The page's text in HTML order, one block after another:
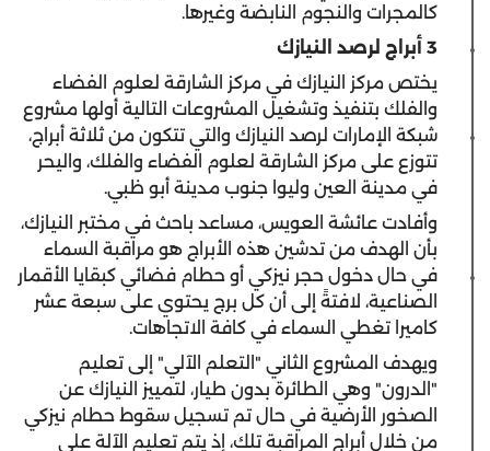
كالمجرات والنجوم النابضة وغيرها.
3 أبراج لرصد النيازك
يختص مركز النيازك في مركز الشارقة لعلوم الفضاء
والفلك بتنفيذ وتشغيل المشروعات التالية أولها مشروع
شبكة الإمارات لرصد النيازك والتي تتكون من ثلاثة أبراج،
تتوزع على مركز الشارقة لعلوم الفضاء والفلك، واليحر
في مدينة العين وليوا جنوب مدينة أبو ظبي.
وأفادت عائشة العويس، مساعد باحث في مختبر النيازك،
بأن الهدف من تدشين هذه الأبراج هو مراقبة السماء
في حال دخول حجر نيزكي أو حطام فضائي كبقايا الأقمار
الصناعية، لافتةً إلى أن كل برج يحتوي على سبعة عشر
كاميرا تغطي السماء في كافة الاتجاهات.
ويهدف المشروع الثاني "التعلم الآلي" إلى تعليم
"الدرون" وهي الطائرة بدون طيار، لتمييز النيازك عن
الصخور الأرضية في حال تم تسجيل سقوط حطام نيزكي
من خلال أبراج المراقبة تلك، إذ يتم تعليم الآلة على